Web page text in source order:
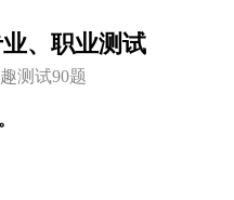
、职业测试
测试90题